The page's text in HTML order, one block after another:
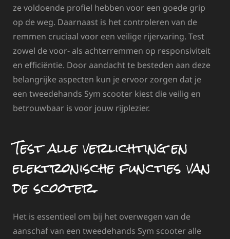
ze voldoende profiel hebben voor een goede grip
op de weg. Daarnaast is het controleren van de
remmen cruciaal voor een veilige rijervaring. Test
zowel de voor- als achterremmen op responsiviteit
en efficiëntie. Door aandacht te besteden aan deze
belangrijke aspecten kun je ervoor zorgen dat je
een tweedehands Sym scooter kiest die veilig en
betrouwbaar is voor jouw rijplezier.
Test alle verlichting en
elektronische functies van
de scooter.
Het is essentieel om bij het overwegen van de
aanschaf van een tweedehands Sym scooter alle